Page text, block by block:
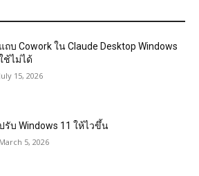
แถบ Cowork ใน Claude Desktop Windows
ช้ไม่ได้
July 15, 2026
รับ Windows 11 ให้ไวขึ้น
March 5, 2026